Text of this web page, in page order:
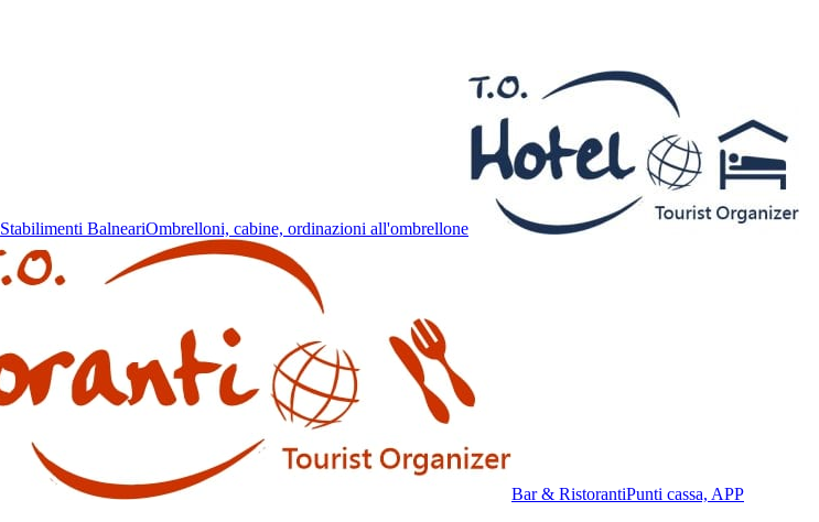
Stabilimenti BalneariOmbrelloni, cabine, ordinazioni all'ombrellone
Bar & RistorantiPunti cassa, APP